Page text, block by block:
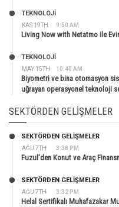
KAS 19TH 9:50 AM
TEKNOLOJİ
Living Now with Netatmo ile
MAY 15TH 10:40 AM
TEKNOLOJİ
Biyometri ve bina otomasyon
uğrayan operasyonel teknoloji
SEKTÖRDEN GELIŞMELER
AĞU 7TH 3:38 PM
SEKTÖRDEN GELIŞMELER
Fuzul’den Konut ve Araç
AĞU 7TH 3:32 PM
SEKTÖRDEN GELIŞMELER
Helal Sertifikalı Muhafazakar